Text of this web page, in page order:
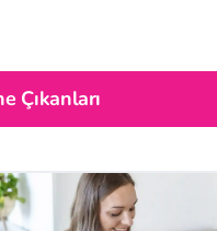
Çıkanları